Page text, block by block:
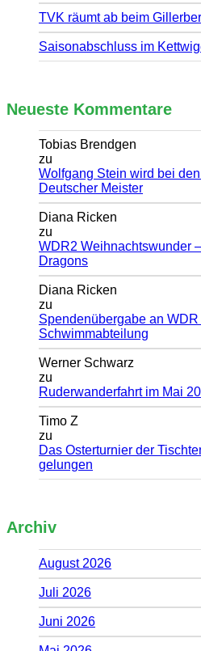
TVK räumt ab beim
Saisonabschluss im
Neueste Kommentare
Tobias Brendgen
zu
Wolfgang Stein wird bei
Deutscher Meister
Diana Ricken
zu
WDR2 Weihnachtswunder
Dragons
Diana Ricken
zu
Spendenübergabe an
Schwimmabteilung
Werner Schwarz
zu
Ruderwanderfahrt im Mai
Timo Z
zu
Das Osterturnier der
gelungen
Archiv
August 2026
Juli 2026
Juni 2026